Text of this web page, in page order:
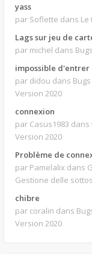
yass
par Soflette dans
Lags sur jeu de
par michel dans
impossible
par didou dans
Version 2020
connexion
par Casus1983 dans
Version 2020
Problème de
par Pamelalix dans
Gestione delle
chibre
par coralin dans
Version 2020